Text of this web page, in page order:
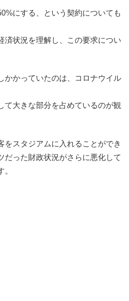
にする、という契約についても
済状況を理解し、この要求につい
かかっていたのは、コロナウイル
て大きな部分を占めているのが観
をスタジアムに入れることができ
だった財政状況がさらに悪化して